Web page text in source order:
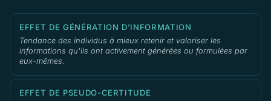
EFFET DE GÉNÉRATION D’INFORMATION
Tendance des individus à mieux retenir et valoriser les
informations qu'ils ont activement générées ou formulées par
eux-mêmes.
EFFET DE PSEUDO-CERTITUDE